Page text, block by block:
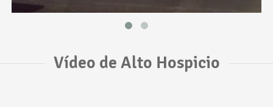
Vídeo de Alto Hospicio